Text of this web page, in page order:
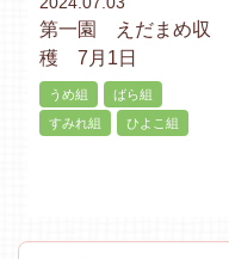
第一園 えだまめ収
穫 7月1日
うめ組
ばら組
すみれ組
ひよこ組